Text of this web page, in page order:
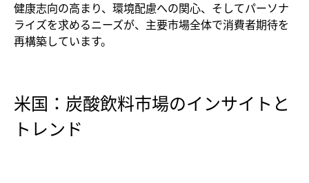
健康志向の高まり、環境配慮への関心、そしてパーソナ
ライズを求めるニーズが、主要市場全体で消費者期待を
再構築しています。
米国：炭酸飲料市場のインサイトと
トレンド